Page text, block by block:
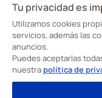
eventos, masterclass y
Utiliza esta plataforma para
para conseguir o mejorar tu
Te invitamos a conocer
quieras.
Davante Play.
Oposiciones
Tu privacidad es
Utilizamos cookies
servicios, además las
anuncios.
Puedes aceptarlas
nuestra política de